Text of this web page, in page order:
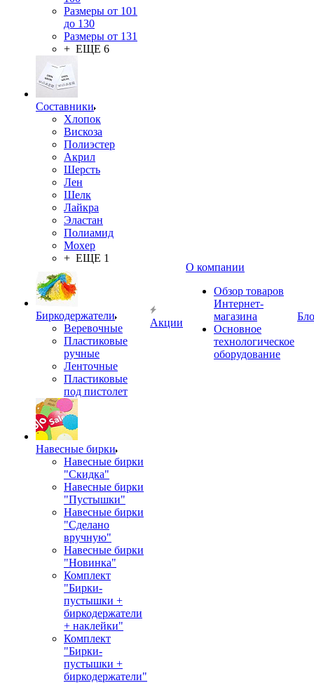
Размеры от 101
до 130
Размеры от 131
+ ЕЩЕ 6
Составники
Хлопок
Вискоза
Полиэстер
Акрил
Шерсть
Лен
Шелк
Лайкра
Эластан
Полиамид
Мохер
+ ЕЩЕ 1
Биркодержатели
Веревочные
Пластиковые
ручные
Ленточные
Пластиковые
под пистолет
Навесные бирки
Навесные бирки
"Скидка"
Навесные бирки
"Пустышки"
Навесные бирки
"Сделано
вручную"
Навесные бирки
"Новинка"
Комплект
"Бирки-
пустышки +
биркодержатели
+ наклейки"
Комплект
"Бирки-
пустышки +
биркодержатели"
Акции
О компании
Обзор товаров
Интернет-
магазина
Основное
технологическое
оборудование